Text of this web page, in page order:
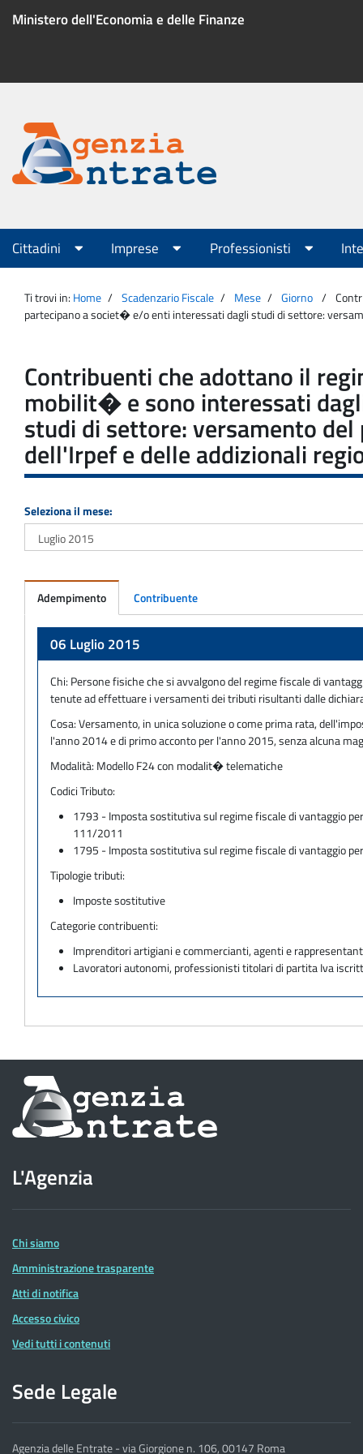
Ministero dell'Economia e delle Finanze
Menu
servizio
Agenzia
Entrate
Menu
principale
Cittadini Imprese Professionisti
Ti trovi in: Home Scadenzario Fiscale Mese Giorno
partecipano a societ� e/o enti interessati dagli studi di settore:
Contribuenti che adottano il
mobilit� e sono interessati
studi di settore: versamento
dell'Irpef e delle addizionali
Seleziona il mese:
Adempimento Contribuente
06 Luglio 2015
Chi: Persone fisiche che si avvalgono del regime fiscale di
tenute ad effettuare i versamenti dei tributi risultanti dalle
Cosa:Versamento, in unica soluzione o come prima rata,
l'anno 2014 e di primo acconto per l'anno 2015, senza alcuna
Modalità: Modello F24 con modalit� telematiche
Codici Tributo:
1793 - Imposta sostitutiva sul regime fiscale di vantaggio
111/2011
1795 - Imposta sostitutiva sul regime fiscale di vantaggio
Tipologie tributi:
Imposte sostitutive
Categorie contribuenti:
Imprenditori artigiani e commercianti, agenti e
Lavoratori autonomi, professionisti titolari di partita Iva
Informazioni
sul
dell'Agenzia
delle
Entrate
L'Agenzia
Chi siamo
Amministrazione trasparente
Atti di notifica
Accesso civico
Vedi tutti i contenuti
Sede Legale
Agenzia delle Entrate - via Giorgione n. 106, 00147 Roma